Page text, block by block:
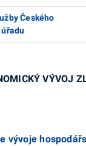
Českého
VÝVOJ
vývoje